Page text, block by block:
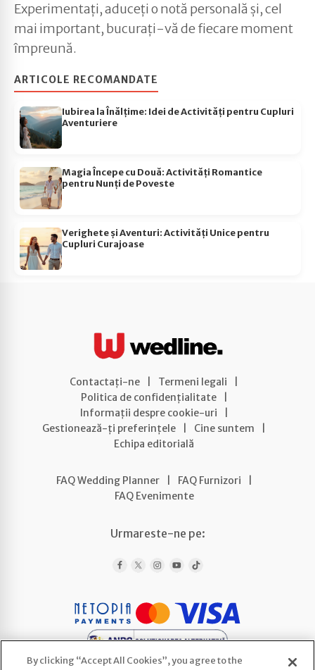
Experimentați, aduceți o notă personală și, cel
mai important, bucurați-vă de fiecare moment
împreună.
ARTICOLE RECOMANDATE
Iubirea la Înălțime: Idei de Activități pentru Cupluri
Aventuriere
Magia Începe cu Două: Activități Romantice
pentru Nunți de Poveste
Verighete și Aventuri: Activități Unice pentru
Cupluri Curajoase
Contactați-ne Termeni legali
Politica de confidențialitate
Informații despre cookie-uri
Gestionează-ți preferințele
Cine suntem
Echipa editorială
FAQ Wedding Planner FAQ Furnizori
FAQ Evenimente
Urmareste-ne pe:
By clicking “Accept All Cookies”, you agree to the